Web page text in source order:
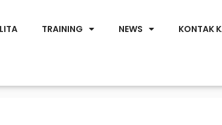
TRAINING NEWS KONTAK